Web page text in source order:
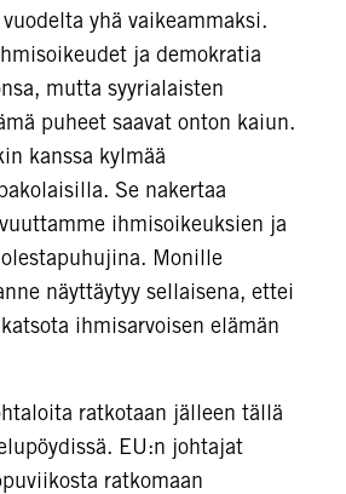
yhä vaikeammaksi.
ja demokratia
mutta syyrialaisten
puheet saavat onton kaiun.
kanssa kylmää
Se nakertaa
ihmisoikeuksien ja
Monille
näyttäytyy sellaisena, ettei
ihmisarvoisen elämän
ratkotaan jälleen tällä
EU:n johtajat
ratkomaan